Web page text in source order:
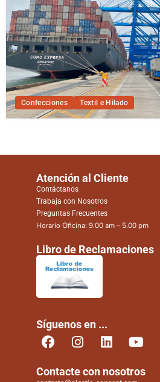
Confecciones Textil e Hilado
Atención al Cliente
Contáctanos
Trabaja con Nosotros
Preguntas Frecuentes
Horario Oficina: 9.00 am – 5.00 pm
Libro de Reclamaciones
Síguenos en ...
Contacte con nosotros